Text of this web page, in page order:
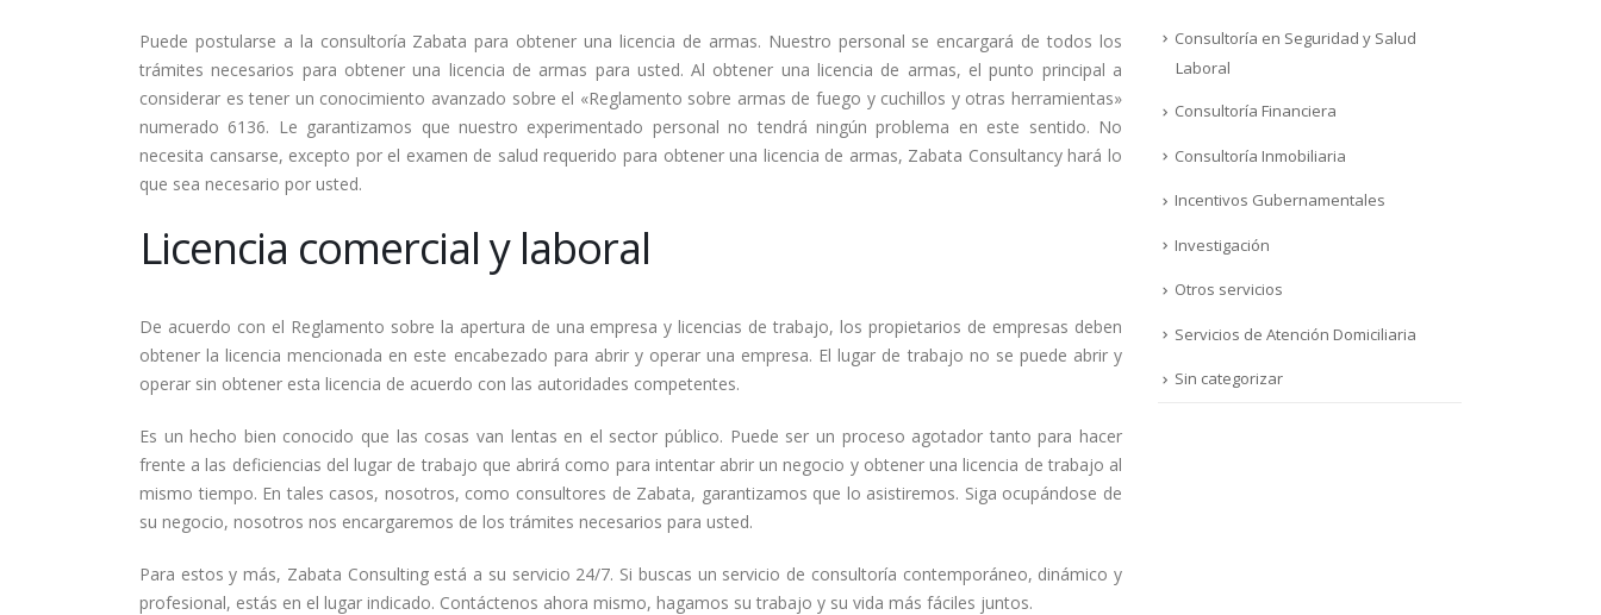
Puede postularse a la consultoría Zabata para obtener una licencia de armas. Nuestro personal se encargará de todos los
trámites necesarios para obtener una licencia de armas para usted. Al obtener una licencia de armas, el punto principal a
considerar es tener un conocimiento avanzado sobre el «Reglamento sobre armas de fuego y cuchillos y otras herramientas»
numerado 6136. Le garantizamos que nuestro experimentado personal no tendrá ningún problema en este sentido. No
necesita cansarse, excepto por el examen de salud requerido para obtener una licencia de armas, Zabata Consultancy hará lo
que sea necesario por usted.
Licencia comercial y laboral
De acuerdo con el Reglamento sobre la apertura de una empresa y licencias de trabajo, los propietarios de empresas deben
obtener la licencia mencionada en este encabezado para abrir y operar una empresa. El lugar de trabajo no se puede abrir y
operar sin obtener esta licencia de acuerdo con las autoridades competentes.
Es un hecho bien conocido que las cosas van lentas en el sector público. Puede ser un proceso agotador tanto para hacer
frente a las deficiencias del lugar de trabajo que abrirá como para intentar abrir un negocio y obtener una licencia de trabajo al
mismo tiempo. En tales casos, nosotros, como consultores de Zabata, garantizamos que lo asistiremos. Siga ocupándose de
su negocio, nosotros nos encargaremos de los trámites necesarios para usted.
Para estos y más, Zabata Consulting está a su servicio 24/7. Si buscas un servicio de consultoría contemporáneo, dinámico y
profesional, estás en el lugar indicado. Contáctenos ahora mismo, hagamos su trabajo y su vida más fáciles juntos.
Consultoría en Seguridad y Salud
Laboral
Consultoría Financiera
Consultoría Inmobiliaria
Incentivos Gubernamentales
Investigación
Otros servicios
Servicios de Atención Domiciliaria
Sin categorizar